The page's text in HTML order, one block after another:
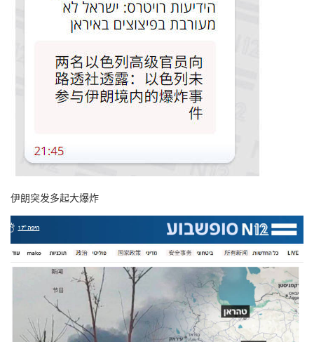
伊朗突发多起大爆炸